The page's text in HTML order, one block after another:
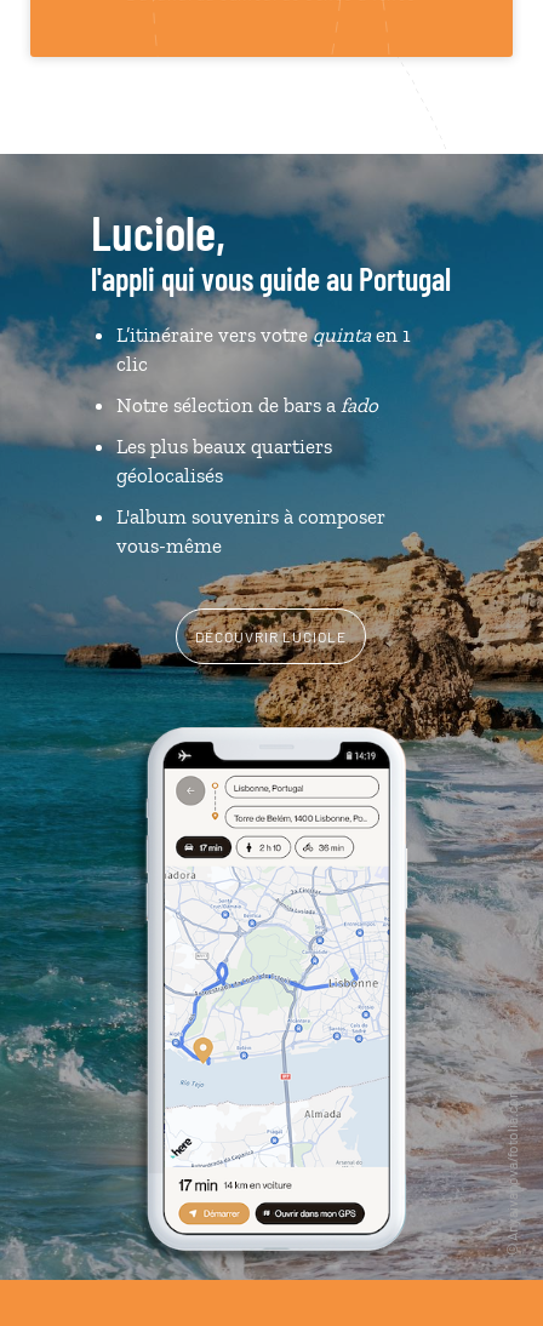
Luciole,
l'appli qui vous guide au Portugal
L’itinéraire vers votrequintaen 1
clic
Notre sélection de bars a fado
Les plus beaux quartiers
géolocalisés
L'album souvenirs à composer
vous-même
DÉCOUVRIR LUCIOLE